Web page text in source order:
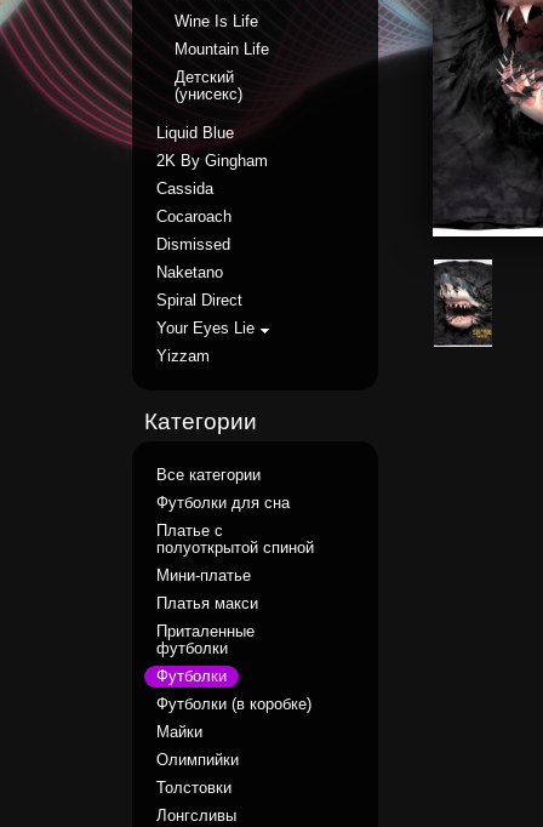
Wine Is Life
Mountain Life
Детский
(унисекс)
Liquid Blue
2K By Gingham
Cassida
Cocaroach
Dismissed
Naketano
Spiral Direct
Your Eyes Lie
Yizzam
Категории
Все категории
Футболки для сна
Платье с
полуоткрытой спиной
Мини-платье
Платья макси
Приталенные
футболки
Футболки
Футболки (в коробке)
Майки
Олимпийки
Толстовки
Лонгсливы